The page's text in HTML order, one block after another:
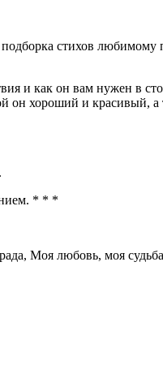
стихов любимому
и как он вам нужен в
он хороший и красивый,
* * *
Моя любовь, моя